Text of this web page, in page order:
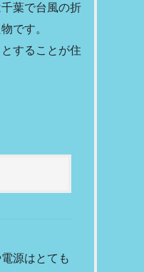
葉で台風の折
です。
することが住
源はとても